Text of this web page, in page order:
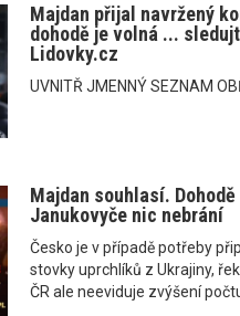
Majdan přijal navržený
dohodě je volná ...
Lidovky.cz
UVNITŘ JMENNÝ SEZNAM
Majdan souhlasí.
Janukovyče nic nebrání
Česko je v případě potřeby
stovky uprchlíků z Ukrajiny,
ČR ale neeviduje zvýšení